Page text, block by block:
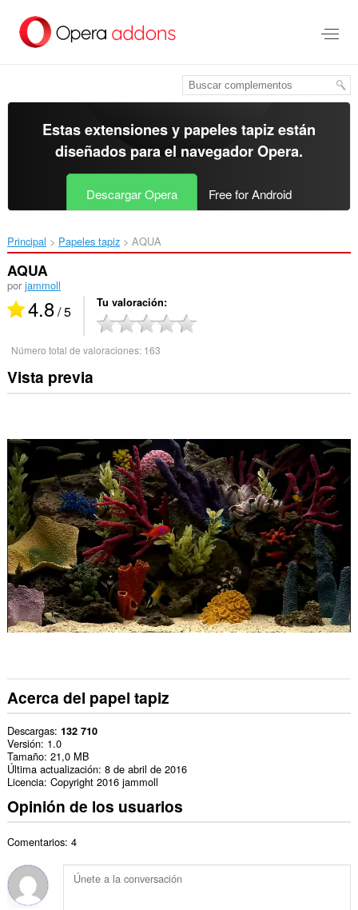
contenido
Estas extensiones y papeles tapiz están
diseñados para el navegador Opera.
Descargar Opera Free for Android
Principal Papeles tapiz AQUA‎
AQUA
por jammoll
4.8/ 5 Tu valoración
Número total de valoraciones: 163
Vista previa
Acerca del papel tapiz
Descargas 132 710
Versión 1.0
Tamaño 21,0 MB
Última actualización 8 de abril de 2016
Licencia Copyright 2016 jammoll
Opinión de los usuarios
Comentarios: 4